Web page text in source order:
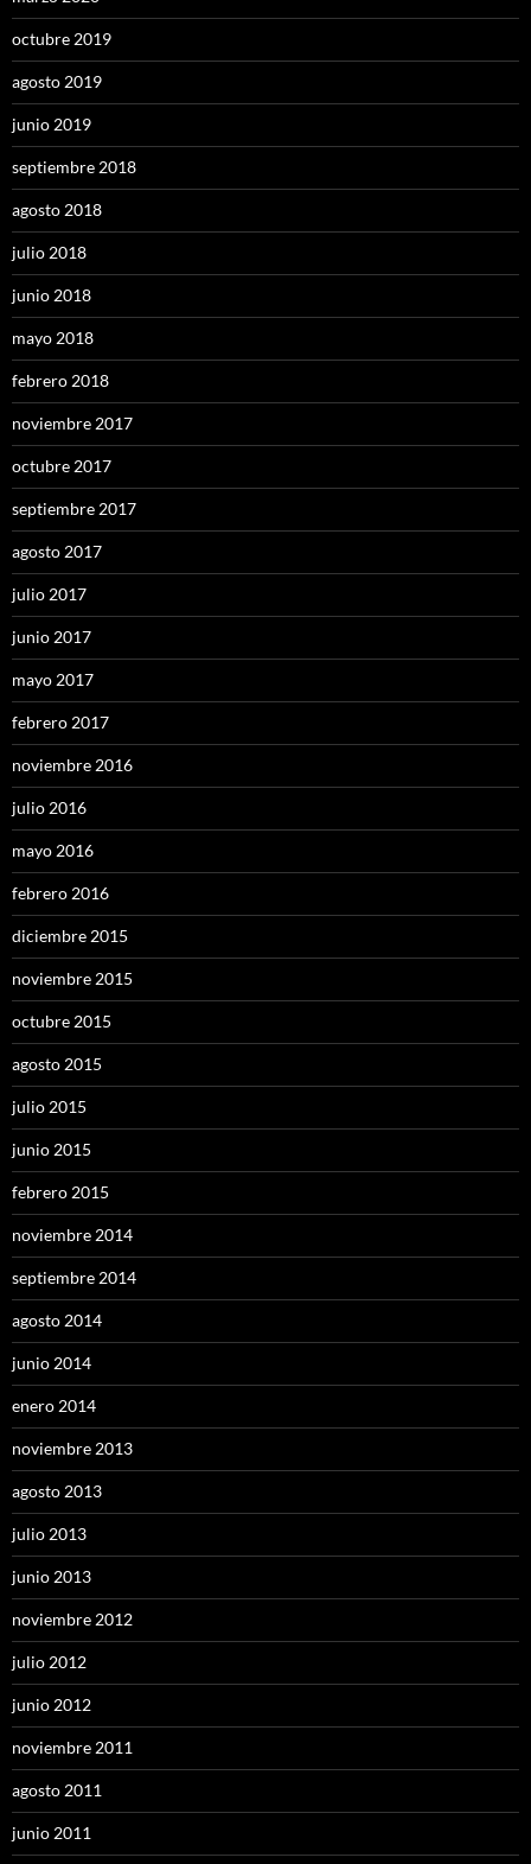
octubre 2019
agosto 2019
junio 2019
septiembre 2018
agosto 2018
julio 2018
junio 2018
mayo 2018
febrero 2018
noviembre 2017
octubre 2017
septiembre 2017
agosto 2017
julio 2017
junio 2017
mayo 2017
febrero 2017
noviembre 2016
julio 2016
mayo 2016
febrero 2016
diciembre 2015
noviembre 2015
octubre 2015
agosto 2015
julio 2015
junio 2015
febrero 2015
noviembre 2014
septiembre 2014
agosto 2014
junio 2014
enero 2014
noviembre 2013
agosto 2013
julio 2013
junio 2013
noviembre 2012
julio 2012
junio 2012
noviembre 2011
agosto 2011
junio 2011